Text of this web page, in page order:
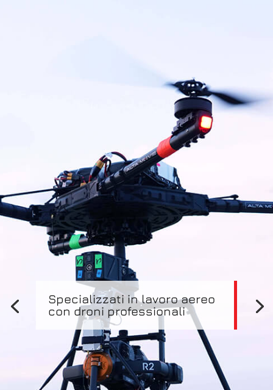
Specializzati in lavoro aereo
con droni professionali